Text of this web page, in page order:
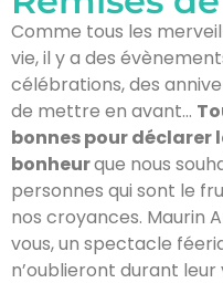
Comme tous les
vie, il y a des
célébrations, des
de mettre en avant…
bonnes pour déclarer
bonheurque nous
personnes qui sont le
nos croyances. Maurin
vous, un spectacle
n’oublieront durant leur